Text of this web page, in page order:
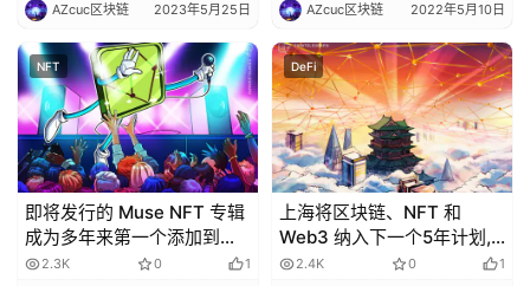
AZcuc区块链 2023年5月25日 AZcuc区块链 2022年5月10日
NFT
即将发行的 Muse NFT 专辑
成为多年来第一个添加到排
行榜的新格式
2.3K 0 1
DeFi
上海将区块链、NFT 和
Web3 纳入下一个5年计划,
支持龙头企业探索NFT交易
2.4K 0 1